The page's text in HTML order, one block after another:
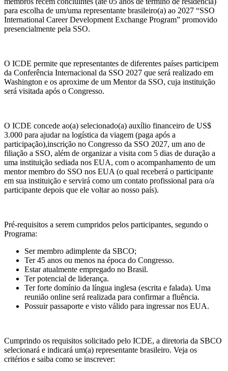
para escolha de um/uma representante brasileiro(a) ao 2027 “SSO
International Career Development Exchange Program” promovido
presencialmente pela SSO.
O ICDE permite que representantes de diferentes países participem
da Conferência Internacional da SSO 2027 que será realizado em
Washington e os aproxime de um Mentor da SSO, cuja instituição
será visitada após o Congresso.
O ICDE concede ao(a) selecionado(a) auxílio financeiro de US$
3.000 para ajudar na logística da viagem (paga após a
participação),inscrição no Congresso da SSO 2027, um ano de
filiação a SSO, além de organizar a visita com 5 dias de duração a
uma instituição sediada nos EUA, com o acompanhamento de um
mentor membro do SSO nos EUA (o qual receberá o participante
em sua instituição e servirá como um contato profissional para o/a
participante depois que ele voltar ao nosso país).
Pré-requisitos a serem cumpridos pelos participantes, segundo o
Programa:
Ser membro adimplente da SBCO;
Ter 45 anos ou menos na época do Congresso.
Estar atualmente empregado no Brasil.
Ter potencial de liderança.
Ter forte domínio da língua inglesa (escrita e falada). Uma
reunião online será realizada para confirmar a fluência.
Possuir passaporte e visto válido para ingressar nos EUA.
Cumprindo os requisitos solicitado pelo ICDE, a diretoria da SBCO
selecionará e indicará um(a) representante brasileiro. Veja os
critérios e saiba como se inscrever: